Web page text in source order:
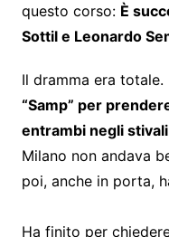
questo corso: È
Sottil e Leonardo
Il dramma era totale.
“Samp” per
entrambi negli stivali
Milano non andava
poi, anche in porta,
Ha finito per